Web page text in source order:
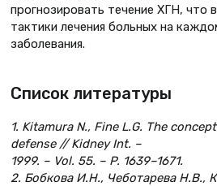
прогнозировать течение ХГН, что
тактики лечения больных на
заболевания.
Список литературы
1. Kitamura N., Fine L.G. The
defense // Kidney Int. –
1999. – Vol. 55. – P. 1639–1671.
2. Бобкова И.Н., Чеботарева Н.В.,